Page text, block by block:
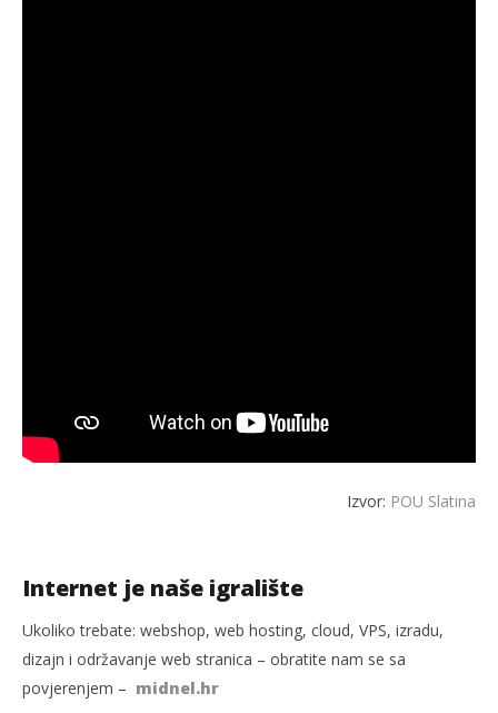
Izvor: POU Slatina
Internet je naše igralište
Ukoliko trebate: webshop, web hosting, cloud, VPS, izradu,
dizajn i održavanje web stranica – obratite nam se sa
povjerenjem – midnel.hr